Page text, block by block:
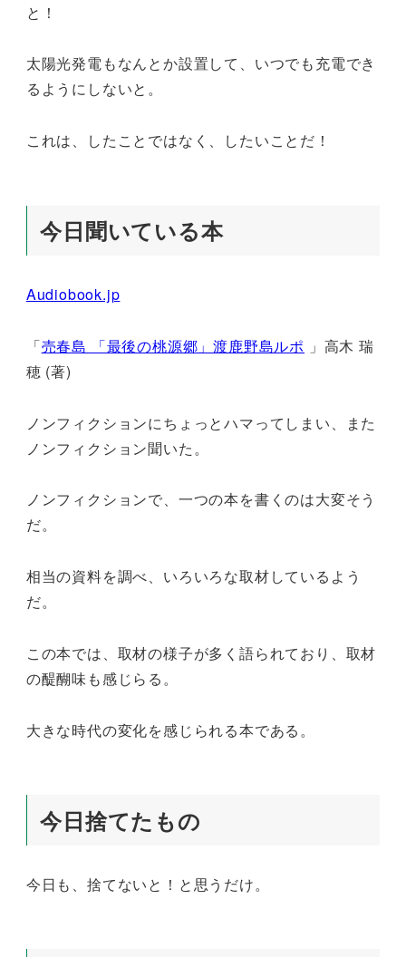
と！
太陽光発電もなんとか設置して、いつでも充電でき
るようにしないと。
これは、したことではなく、したいことだ！
今日聞いている本
Audiobook.jp
「売春島 「最後の桃源郷」渡鹿野島ルポ 」高木 瑞
穂 (著)
ノンフィクションにちょっとハマってしまい、また
ノンフィクション聞いた。
ノンフィクションで、一つの本を書くのは大変そう
だ。
相当の資料を調べ、いろいろな取材しているよう
だ。
この本では、取材の様子が多く語られており、取材
の醍醐味も感じらる。
大きな時代の変化を感じられる本である。
今日捨てたもの
今日も、捨てないと！と思うだけ。